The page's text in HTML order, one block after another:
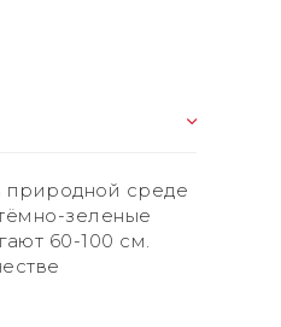
природной среде
зеленые
60-100 см.